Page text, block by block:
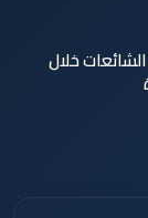
خلال